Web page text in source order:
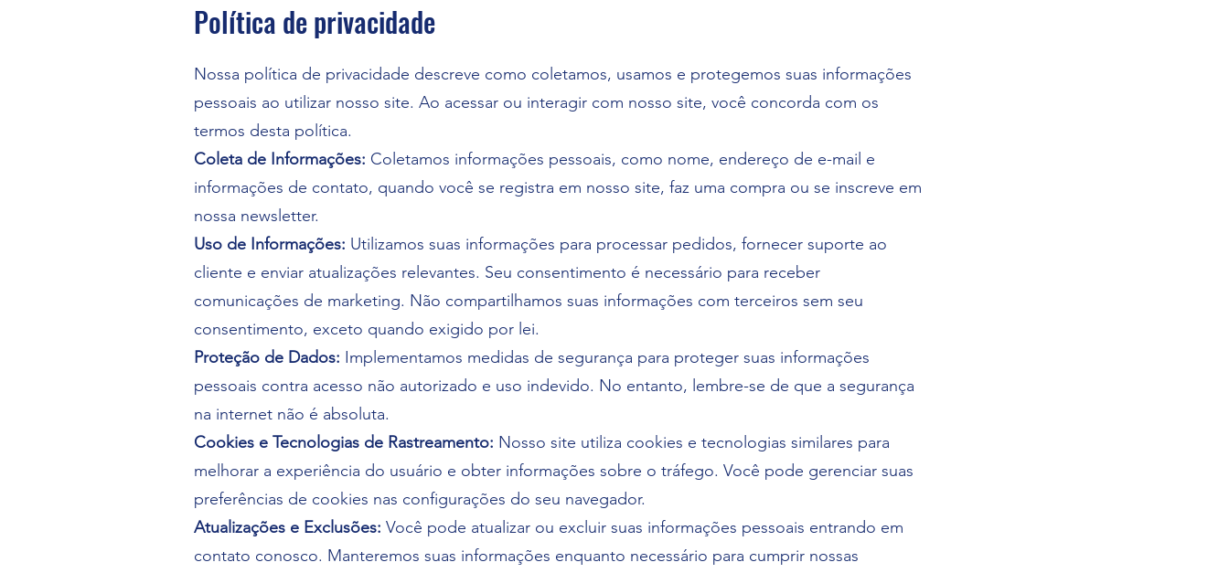
Política de privacidade
Nossa política de privacidade descreve como coletamos, usamos e protegemos suas informações
pessoais ao utilizar nosso site. Ao acessar ou interagir com nosso site, você concorda com os
termos desta política.
Coleta de Informações: Coletamos informações pessoais, como nome, endereço de e-mail e
informações de contato, quando você se registra em nosso site, faz uma compra ou se inscreve em
nossa newsletter.
Uso de Informações: Utilizamos suas informações para processar pedidos, fornecer suporte ao
cliente e enviar atualizações relevantes. Seu consentimento é necessário para receber
comunicações de marketing. Não compartilhamos suas informações com terceiros sem seu
consentimento, exceto quando exigido por lei.
Proteção de Dados: Implementamos medidas de segurança para proteger suas informações
pessoais contra acesso não autorizado e uso indevido. No entanto, lembre-se de que a segurança
na internet não é absoluta.
Cookies e Tecnologias de Rastreamento: Nosso site utiliza cookies e tecnologias similares para
melhorar a experiência do usuário e obter informações sobre o tráfego. Você pode gerenciar suas
preferências de cookies nas configurações do seu navegador.
Atualizações e Exclusões: Você pode atualizar ou excluir suas informações pessoais entrando em
contato conosco. Manteremos suas informações enquanto necessário para cumprir nossas